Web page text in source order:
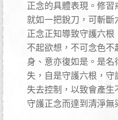
正念的具體表現。修
就如一把銳刀，可斬
正念正知導致守護六
不起欲想，不可念色
身、意亦復如是。是
失，自是守護六根，
失去控制，以致會產
守護正念而達到清淨無